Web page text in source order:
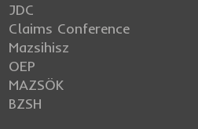
JDC
Claims Conference
Mazsihisz
OEP
MAZSÖK
BZSH